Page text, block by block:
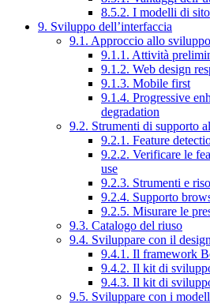
8.5.2. I modelli di
9. Sviluppo dell’interfaccia
9.1. Approccio allo sviluppo
9.1.1. Attività
9.1.2. Web design
9.1.3. Mobile first
9.1.4. Progressive
degradation
9.2. Strumenti di supporto
9.2.1. Feature
9.2.2. Verificare le
use
9.2.3. Strumenti e
9.2.4. Supporto
9.2.5. Misurare le
9.3. Catalogo del riuso
9.4. Sviluppare con il
9.4.1. Il framework
9.4.2. Il kit di
9.4.3. Il kit di
9.5. Sviluppare con i